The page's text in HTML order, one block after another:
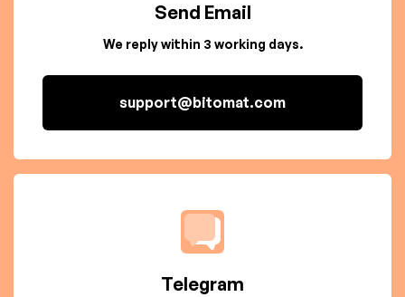
Send Email
We reply within 3 working days.
support@bitomat.com
Telegram